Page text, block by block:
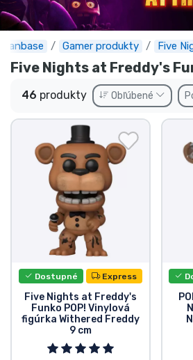
Fanbase Gamer produkty Five
Five Nights at Freddy's
46 produkty Obľúbené
Dostupné Express
Five Nights at Freddy's
Funko POP! Vinylová
figúrka Withered Freddy
9 cm
Akcie
Expresná preprava
Predobjednávky
Outlet produkty
Preprava a platba
Zoradiť podľa série
Zoradiť podľa filmov
Zoradiť podľa karikatúry
Zoradiť podľa Anime
Zoradiť podľa hier